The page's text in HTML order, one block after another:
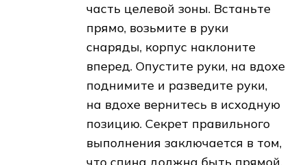
часть целевой зоны. Встаньте
прямо, возьмите в руки
снаряды, корпус наклоните
вперед. Опустите руки, на вдохе
поднимите и разведите руки,
на вдохе вернитесь в исходную
позицию. Секрет правильного
выполнения заключается в том,